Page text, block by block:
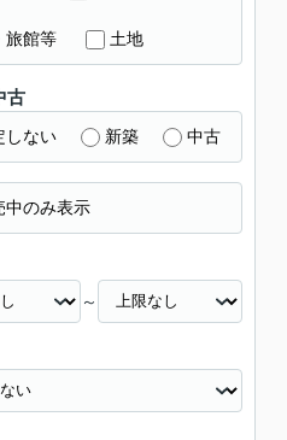
旅館等 土地
古
しない 新築 中古
中のみ表示
～